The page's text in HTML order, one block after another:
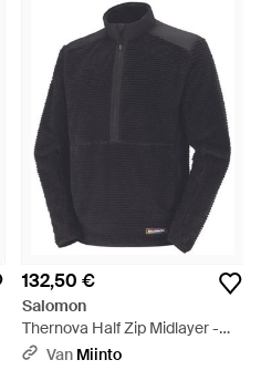
132,50 €
Salomon
Thernova Half Zip Midlayer -
Blauw
Van Miinto